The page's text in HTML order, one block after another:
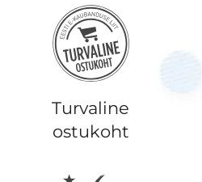
Turvaline
ostukoht